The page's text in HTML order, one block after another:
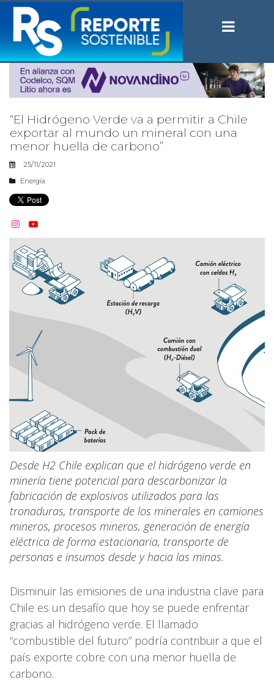
“El Hidrógeno Verde va a permitir a Chile
exportar al mundo un mineral con una
menor huella de carbono”
25/11/2021
Energía
 
Desde H2 Chile explican que el hidrógeno verde en
minería tiene potencial para descarbonizar la
fabricación de explosivos utilizados para las
tronaduras, transporte de los minerales en camiones
mineros, procesos mineros, generación de energía
eléctrica de forma estacionaria, transporte de
personas e insumos desde y hacia las minas.
Disminuir las emisiones de una industria clave para
Chile es un desafío que hoy se puede enfrentar
gracias al hidrógeno verde. El llamado
“combustible del futuro” podría contribuir a que el
país exporte cobre con una menor huella de
carbono.